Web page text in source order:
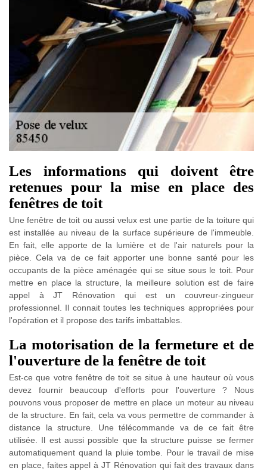
Les informations qui doivent être
retenues pour la mise en place des
fenêtres de toit
Une fenêtre de toit ou aussi velux est une partie de la toiture qui
est installée au niveau de la surface supérieure de l'immeuble.
En fait, elle apporte de la lumière et de l'air naturels pour la
pièce. Cela va de ce fait apporter une bonne santé pour les
occupants de la pièce aménagée qui se situe sous le toit. Pour
mettre en place la structure, la meilleure solution est de faire
appel à JT Rénovation qui est un couvreur-zingueur
professionnel. Il connait toutes les techniques appropriées pour
l'opération et il propose des tarifs imbattables.
La motorisation de la fermeture et de
l'ouverture de la fenêtre de toit
Est-ce que votre fenêtre de toit se situe à une hauteur où vous
devez fournir beaucoup d'efforts pour l'ouverture ? Nous
pouvons vous proposer de mettre en place un moteur au niveau
de la structure. En fait, cela va vous permettre de commander à
distance la structure. Une télécommande va de ce fait être
utilisée. Il est aussi possible que la structure puisse se fermer
automatiquement quand la pluie tombe. Pour le travail de mise
en place, faites appel à JT Rénovation qui fait des travaux dans